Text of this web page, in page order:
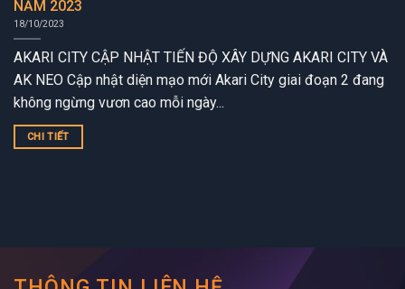
NĂM 2023
18/10/2023
AKARI CITY CẬP NHẬT TIẾN ĐỘ XÂY DỰNG AKARI CITY VÀ
AK NEO Cập nhật diện mạo mới Akari City giai đoạn 2 đang
không ngừng vươn cao mỗi ngày...
CHI TIẾT